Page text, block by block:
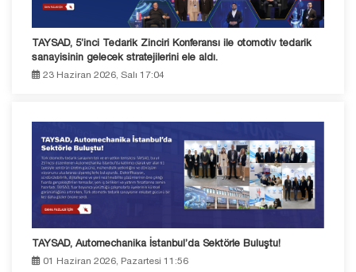
TAYSAD, 5’inci Tedarik Zinciri Konferansı ile otomotiv tedarik
sanayisinin gelecek stratejilerini ele aldı.
23 Haziran 2026, Salı 17:04
TAYSAD, Automechanika İstanbul’da Sektörle Buluştu!
01 Haziran 2026, Pazartesi 11:56